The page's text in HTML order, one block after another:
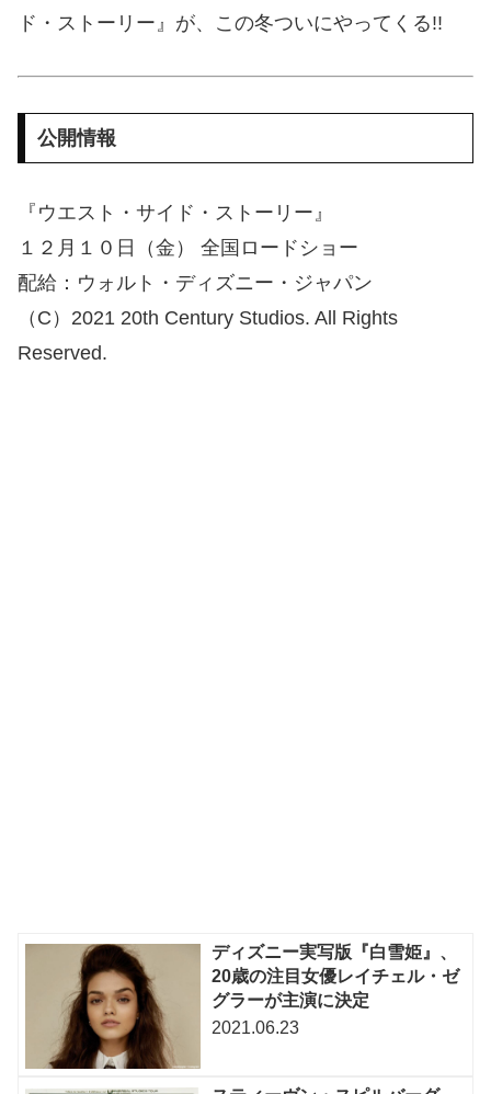
ド・ストーリー』が、この冬ついにやってくる!!
公開情報
『ウエスト・サイド・ストーリー』
１２月１０日（金） 全国ロードショー
配給：ウォルト・ディズニー・ジャパン
（C）2021 20th Century Studios. All Rights
Reserved.
ディズニー実写版『白雪姫』、
20歳の注目女優レイチェル・ゼ
グラーが主演に決定
2021.06.23